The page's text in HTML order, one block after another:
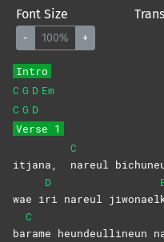
Font Size
- 100% +
Intro
C G D Em
C G D
Verse 1
itjana,
C
nareul
wae i
D
ri nareul jiwonael
ba
C
rame heundeullineun